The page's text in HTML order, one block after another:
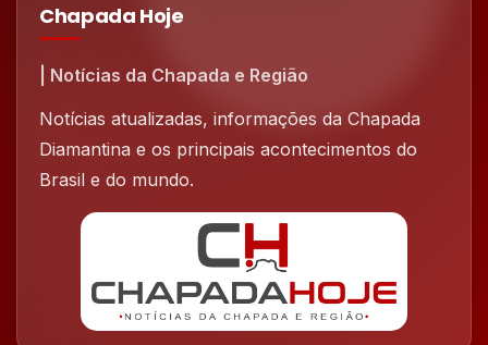
Chapada Hoje
| Notícias da Chapada e Região
Notícias atualizadas, informações da Chapada
Diamantina e os principais acontecimentos do
Brasil e do mundo.